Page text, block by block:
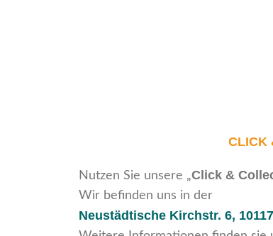
CLICK
Nutzen Sie unsere „Click &
Wir befinden uns in der
Neustädtische Kirchstr. 6,